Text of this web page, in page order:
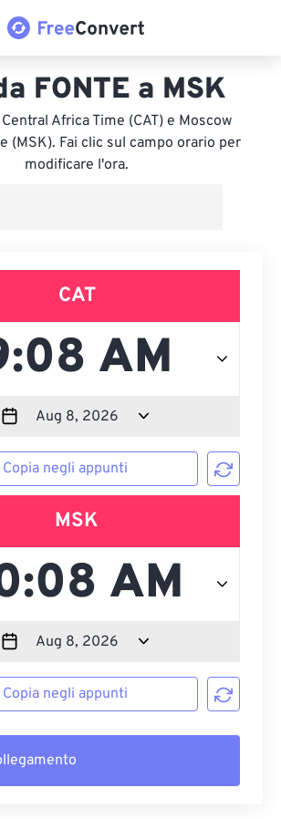
FONTE a MSK
Africa Time (CAT) e Moscow
(MSK). Fai clic sul campo orario per
modificare l'ora.
CAT
Copia negli appunti
MSK
Copia negli appunti